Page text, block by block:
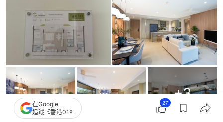
+3
在Google
追蹤《香港01》
27